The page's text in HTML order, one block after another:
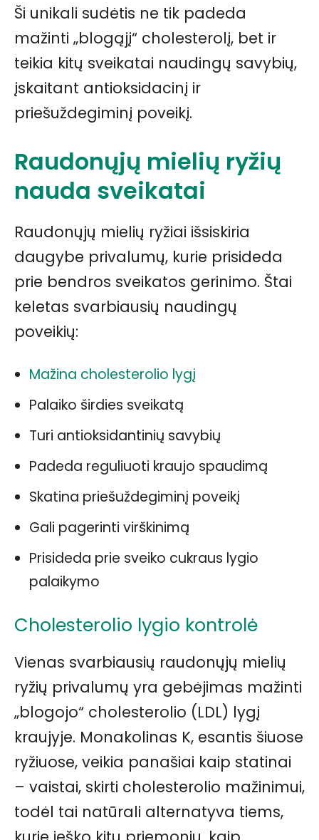
Ši unikali sudėtis ne tik padeda
mažinti „blogąjį“ cholesterolį, bet ir
teikia kitų sveikatai naudingų savybių,
įskaitant antioksidacinį ir
priešuždegiminį poveikį.
Raudonųjų mielių ryžių
nauda sveikatai
Raudonųjų mielių ryžiai išsiskiria
daugybe privalumų, kurie prisideda
prie bendros sveikatos gerinimo. Štai
keletas svarbiausių naudingų
poveikių:
Mažina cholesterolio lygį
Palaiko širdies sveikatą
Turi antioksidantinių savybių
Padeda reguliuoti kraujo spaudimą
Skatina priešuždegiminį poveikį
Gali pagerinti virškinimą
Prisideda prie sveiko cukraus lygio
palaikymo
Cholesterolio lygio kontrolė
Vienas svarbiausių raudonųjų mielių
ryžių privalumų yra gebėjimas mažinti
„blogojo“ cholesterolio (LDL) lygį
kraujyje. Monakolinas K, esantis šiuose
ryžiuose, veikia panašiai kaip statinai
– vaistai, skirti cholesterolio mažinimui,
todėl tai natūrali alternatyva tiems,